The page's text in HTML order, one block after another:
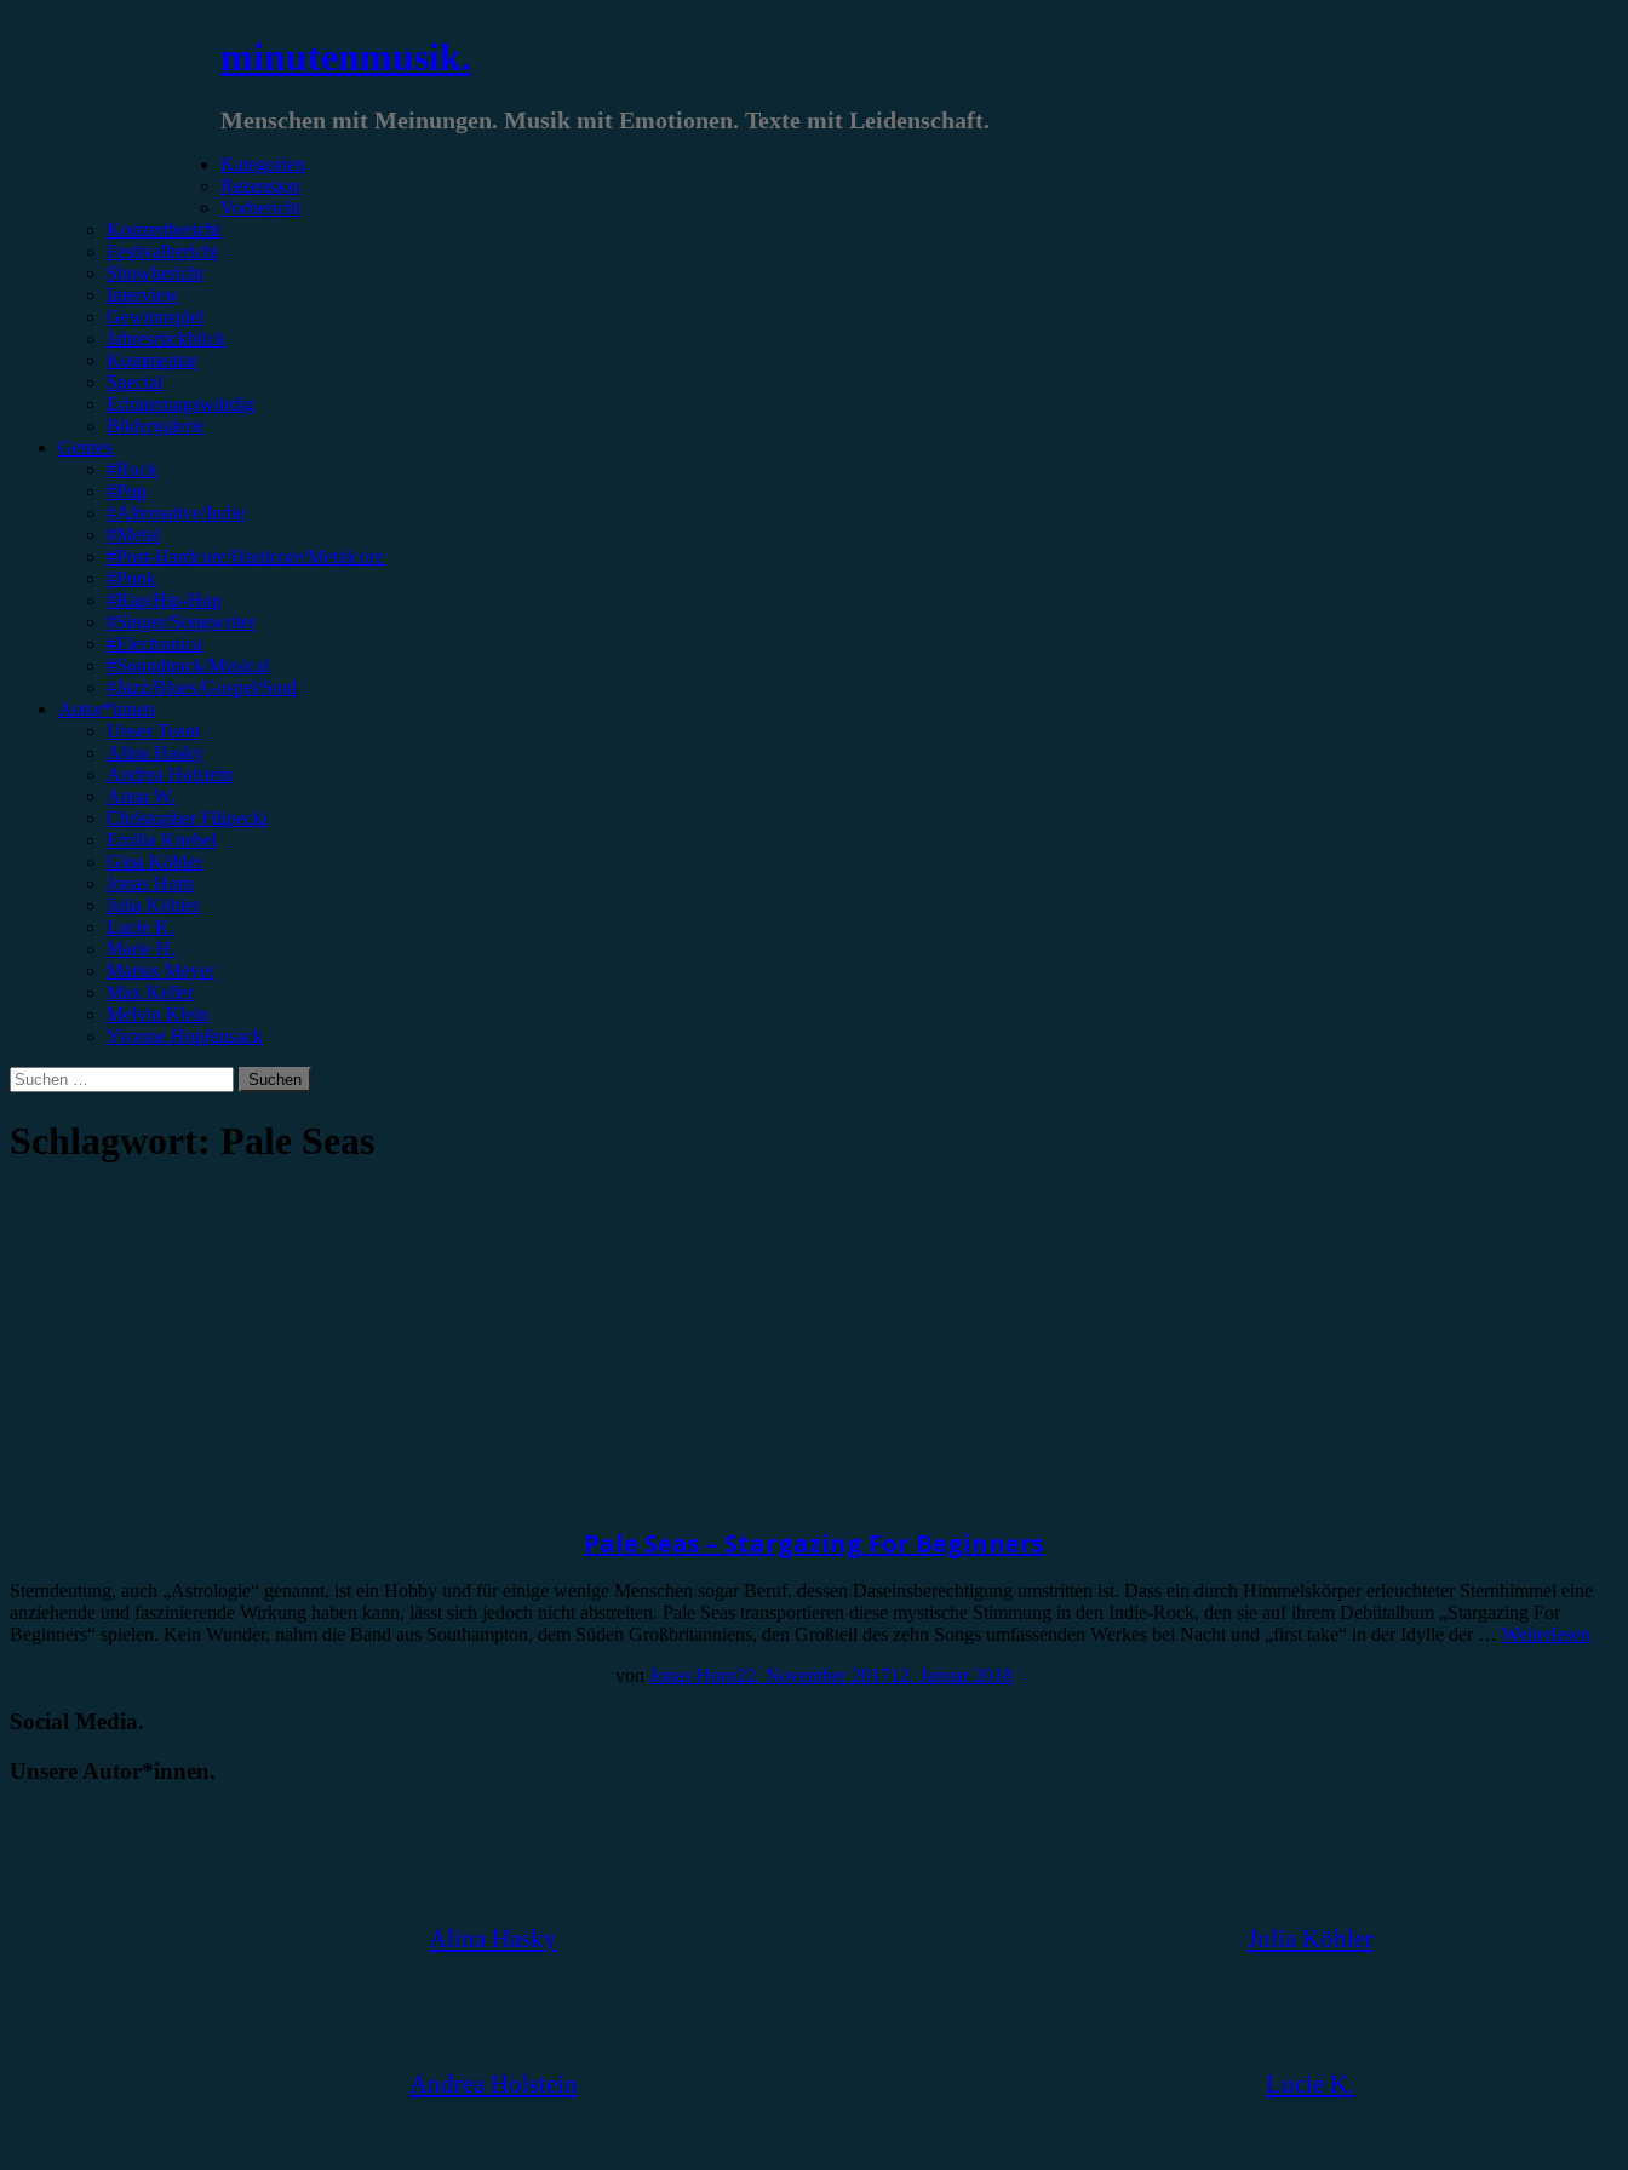
minutenmusik.
Menschen mit Meinungen. Musik mit Emotionen. Texte mit Leidenschaft.
Kategorien
Rezension
Vorbericht
Konzertbericht
Festivalbericht
Showbericht
Interview
Gewinnspiel
Jahresrückblick
Kommentar
Special
Erinnerungswürdig
Bildergalerie
Genres
#Rock
#Pop
#Alternative/Indie
#Metal
#Post-Hardcore/Hardcore/Metalcore
#Punk
#Rap/Hip-Hop
#Singer/Songwriter
#Electronica
#Soundtrack/Musical
#Jazz/Blues/Gospel/Soul
Autor*innen
Unser Team
Alina Hasky
Andrea Holstein
Anna W.
Christopher Filipecki
Emilia Knebel
Gina Köhler
Jonas Horn
Julia Köhler
Lucie K.
Marie H.
Marius Meyer
Max Keller
Melvin Klein
Yvonne Hopfensack
Suchen
nach:
Schlagwort: Pale Seas
Pale Seas – Stargazing For Beginners
Sterndeutung, auch „Astrologie“ genannt, ist ein Hobby und für einige wenige Menschen sogar Beruf, dessen Daseinsberechtigung umstritten ist. Dass ein durch Himmelskörper erleuchteter Sternhimmel eine
anziehende und faszinierende Wirkung haben kann, lässt sich jedoch nicht abstreiten. Pale Seas transportieren diese mystische Stimmung in den Indie-Rock, den sie auf ihrem Debütalbum „Stargazing For
Beginners“ spielen. Kein Wunder, nahm die Band aus Southampton, dem Süden Großbritanniens, den Großteil des zehn Songs umfassenden Werkes bei Nacht und „first take“ in der Idylle der … Weiterlesen
von Jonas Horn22. November 201712. Januar 2018
Social Media.
Unsere Autor*innen.
Alina Hasky
Andrea Holstein
Julia Köhler
Lucie K.